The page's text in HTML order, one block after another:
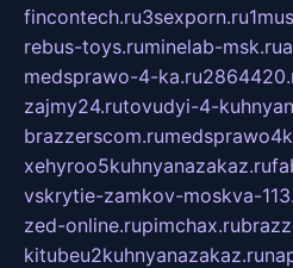
fincontech.ru3sexporn.ru
rebus-toys.ruminelab-msk.ru
medsprawo-4-ka.ru
zajmy24.rutovudyi-4-
brazzerscom.ru
xehyroo5kuhnyanazakaz.ru
vskrytie-zamkov-moskva-
zed-online.rupimchax.ru
kitubeu2kuhnyanazakaz.ru